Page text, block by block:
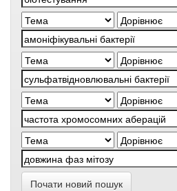
Почати новий пошук